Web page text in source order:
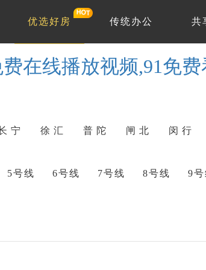
在线播放视频,91免
优选好房 传统办公 共
宁 徐 汇 普 陀 闸 北 闵 行
5号线 6号线 7号线 8号线 9号